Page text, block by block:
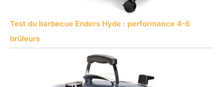
Test du barbecue Enders Hyde : performance 4-6
brûleurs